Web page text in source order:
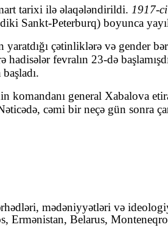
tarixi ilə əlaqələndirildi. 1917-
Sankt-Peterburq) boyunca
yaratdığı çətinliklərə və gender
fevralın 23-də
general Xabalova
cəmi bir neçə gün sonra
mədəniyyətləri və
Belarus, Monteneqro,